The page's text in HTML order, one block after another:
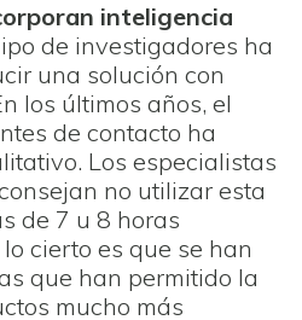
inteligencia
de investigadores ha
una solución con
los últimos años, el
de contacto ha
Los especialistas
no utilizar esta
de 7 u 8 horas
cierto es que se han
que han permitido la
mucho más